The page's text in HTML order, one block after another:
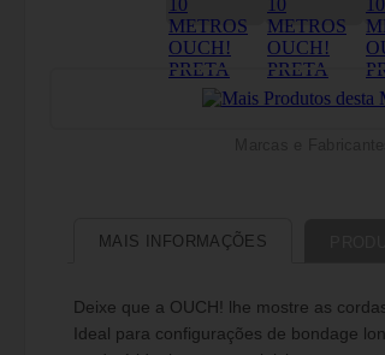
MAIS INFORMAÇÕES
Deixe que a OUCH! lhe mostre as
Ideal para configurações de bondage